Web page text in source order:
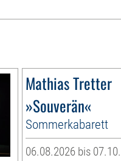
Mathias Tretter
»Souverän«
Sommerkabarett
06.08.2026 bis